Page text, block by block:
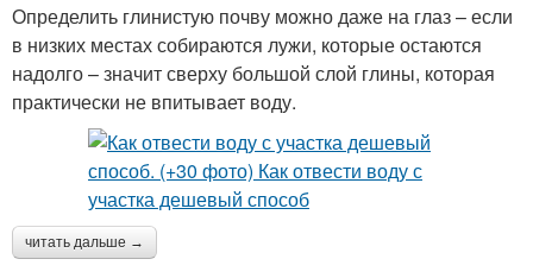
Определить глинистую почву можно даже на глаз – если
в низких местах собираются лужи, которые остаются
надолго – значит сверху большой слой глины, которая
практически не впитывает воду.
читать дальше →